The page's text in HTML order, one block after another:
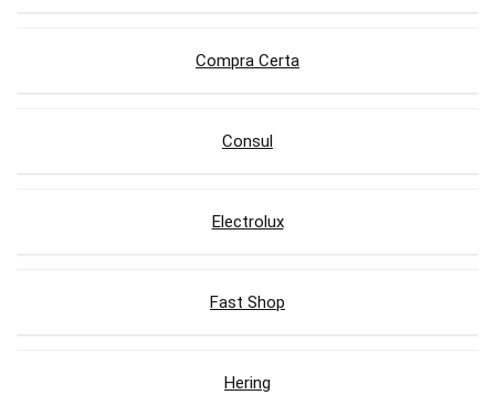
Compra Certa
Consul
Electrolux
Fast Shop
Hering